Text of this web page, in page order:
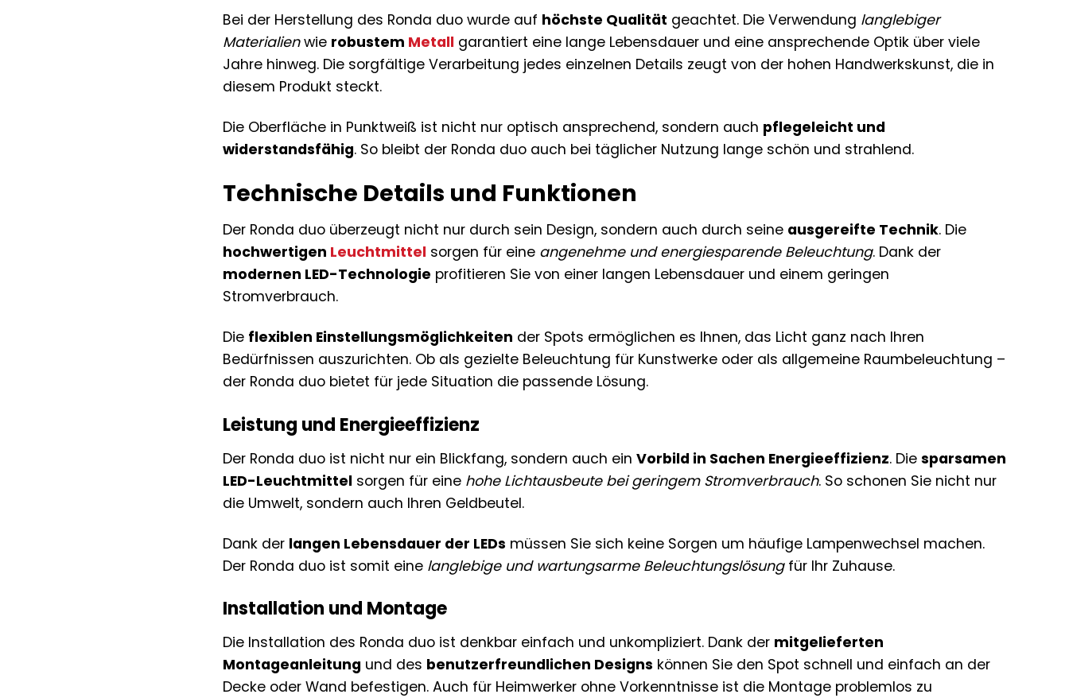
Bei der Herstellung des Ronda duo wurde auf höchste Qualität geachtet. Die Verwendung langlebiger
Materialienwie robustem Metall garantiert eine lange Lebensdauer und eine ansprechende Optik über viele
Jahre hinweg. Die sorgfältige Verarbeitung jedes einzelnen Details zeugt von der hohen Handwerkskunst, die in
diesem Produkt steckt.
Die Oberfläche in Punktweiß ist nicht nur optisch ansprechend, sondern auch pflegeleicht und
widerstandsfähig. So bleibt der Ronda duo auch bei täglicher Nutzung lange schön und strahlend.
Technische Details und Funktionen
Der Ronda duo überzeugt nicht nur durch sein Design, sondern auch durch seine ausgereifte Technik. Die
hochwertigen Leuchtmittel sorgen für eine angenehme und energiesparende Beleuchtung. Dank der
modernen LED-Technologie profitieren Sie von einer langen Lebensdauer und einem geringen
Stromverbrauch.
Die flexiblen Einstellungsmöglichkeiten der Spots ermöglichen es Ihnen, das Licht ganz nach Ihren
Bedürfnissen auszurichten. Ob als gezielte Beleuchtung für Kunstwerke oder als allgemeine Raumbeleuchtung –
der Ronda duo bietet für jede Situation die passende Lösung.
Leistung und Energieeffizienz
Der Ronda duo ist nicht nur ein Blickfang, sondern auch einVorbild in Sachen Energieeffizienz. Diesparsamen
LED-Leuchtmittel sorgen für eine hohe Lichtausbeute bei geringem Stromverbrauch. So schonen Sie nicht nur
die Umwelt, sondern auch Ihren Geldbeutel.
Dank der langen Lebensdauer der LEDs müssen Sie sich keine Sorgen um häufige Lampenwechsel machen.
Der Ronda duo ist somit eine langlebige und wartungsarme Beleuchtungslösungfür Ihr Zuhause.
Installation und Montage
Die Installation des Ronda duo ist denkbar einfach und unkompliziert. Dank der mitgelieferten
Montageanleitung und des benutzerfreundlichen Designs können Sie den Spot schnell und einfach an der
Decke oder Wand befestigen. Auch für Heimwerker ohne Vorkenntnisse ist die Montage problemlos zu